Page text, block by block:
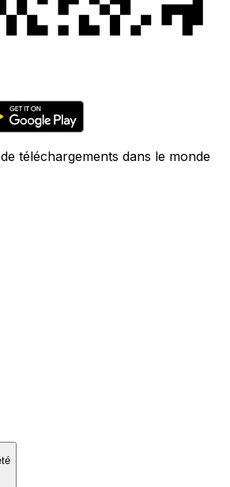
téléchargements dans le monde